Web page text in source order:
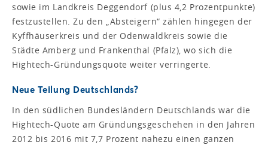
sowie im Landkreis Deggendorf (plus 4,2 Prozentpunkte)
festzustellen. Zu den „Absteigern“ zählen hingegen der
Kyffhäuserkreis und der Odenwaldkreis sowie die
Städte Amberg und Frankenthal (Pfalz), wo sich die
Hightech-Gründungsquote weiter verringerte.
Neue Teilung Deutschlands?
In den südlichen Bundesländern Deutschlands war die
Hightech-Quote am Gründungsgeschehen in den Jahren
2012 bis 2016 mit 7,7 Prozent nahezu einen ganzen